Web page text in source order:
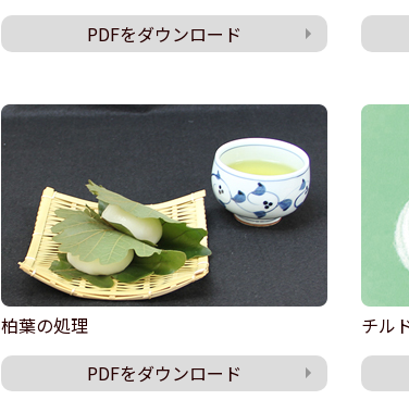
PDFをダウンロード
柏葉の処理
PDFをダウンロード
チル